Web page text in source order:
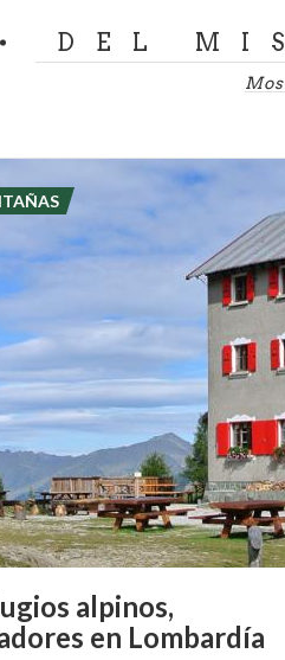
DEL
alpinos,
en Lombardía